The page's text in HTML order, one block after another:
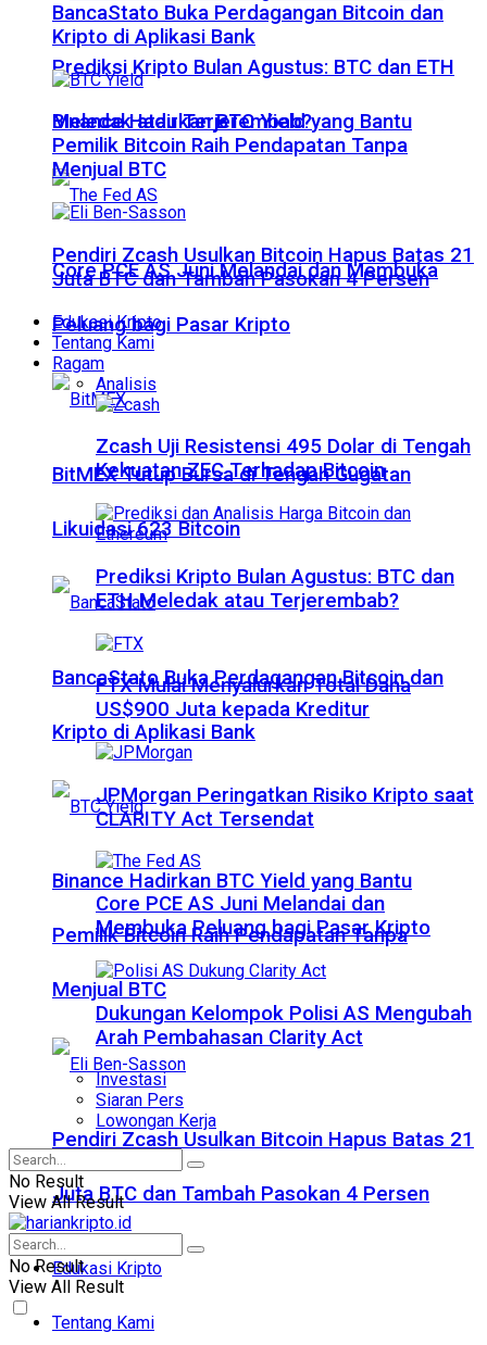
Prediksi Kripto Bulan Agustus: BTC dan ETH
Meledak atau Terjerembab?
Core PCE AS Juni Melandai dan Membuka
Peluang bagi Pasar Kripto
BitMEX Tutup Bursa di Tengah Gugatan
Likuidasi 623 Bitcoin
BancaStato Buka Perdagangan Bitcoin dan
Kripto di Aplikasi Bank
Binance Hadirkan BTC Yield yang Bantu
Pemilik Bitcoin Raih Pendapatan Tanpa
Menjual BTC
Pendiri Zcash Usulkan Bitcoin Hapus Batas 21
Juta BTC dan Tambah Pasokan 4 Persen
Edukasi Kripto
Tentang Kami
BancaStato Buka Perdagangan Bitcoin dan
Kripto di Aplikasi Bank
Binance Hadirkan BTC Yield yang Bantu
Pemilik Bitcoin Raih Pendapatan Tanpa
Menjual BTC
Pendiri Zcash Usulkan Bitcoin Hapus Batas 21
Juta BTC dan Tambah Pasokan 4 Persen
Edukasi Kripto
Tentang Kami
Ragam
Analisis
Zcash Uji Resistensi 495 Dolar di Tengah
Kekuatan ZEC Terhadap Bitcoin
Prediksi Kripto Bulan Agustus: BTC dan
ETH Meledak atau Terjerembab?
FTX Mulai Menyalurkan Total Dana
US$900 Juta kepada Kreditur
JPMorgan Peringatkan Risiko Kripto saat
CLARITY Act Tersendat
Core PCE AS Juni Melandai dan
Membuka Peluang bagi Pasar Kripto
Dukungan Kelompok Polisi AS Mengubah
Arah Pembahasan Clarity Act
Investasi
Siaran Pers
Lowongan Kerja
No Result
View All Result
No Result
View All Result